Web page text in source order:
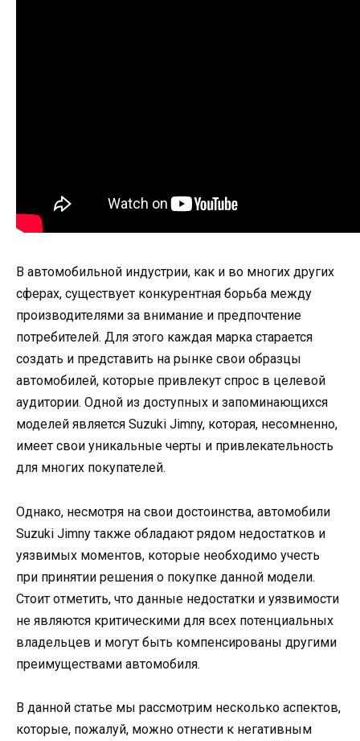
В автомобильной индустрии, как и во многих других
сферах, существует конкурентная борьба между
производителями за внимание и предпочтение
потребителей. Для этого каждая марка старается
создать и представить на рынке свои образцы
автомобилей, которые привлекут спрос в целевой
аудитории. Одной из доступных и запоминающихся
моделей является Suzuki Jimny, которая, несомненно,
имеет свои уникальные черты и привлекательность
для многих покупателей.
Однако, несмотря на свои достоинства, автомобили
Suzuki Jimny также обладают рядом недостатков и
уязвимых моментов, которые необходимо учесть
при принятии решения о покупке данной модели.
Стоит отметить, что данные недостатки и уязвимости
не являются критическими для всех потенциальных
владельцев и могут быть компенсированы другими
преимуществами автомобиля.
В данной статье мы рассмотрим несколько аспектов,
которые, пожалуй, можно отнести к негативным